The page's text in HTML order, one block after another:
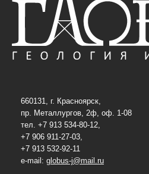
660131, г. Красноярск,
пр. Металлургов, 2ф, оф. 1-08
тел. +7 913 534-80-12,
+7 906 911-27-03,
+7 913 532-92-11
e-mail: globus-j@mail.ru